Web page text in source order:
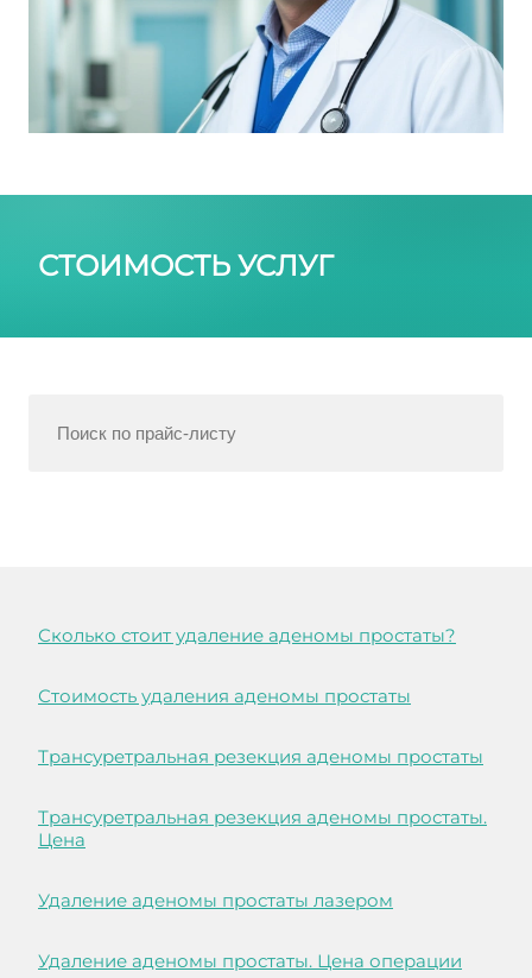
СТОИМОСТЬ УСЛУГ
Сколько стоит удаление аденомы простаты?
Стоимость удаления аденомы простаты
Трансуретральная резекция аденомы простаты
Трансуретральная резекция аденомы простаты.
Цена
Удаление аденомы простаты лазером
Удаление аденомы простаты. Цена операции